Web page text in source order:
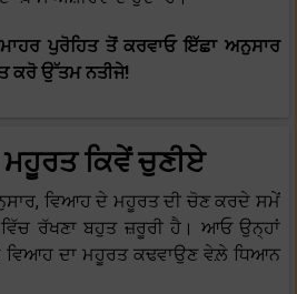
ਪੁਰੋਹਿਤ ਤੋਂ ਕਰਵਾਓ ਇੱਛਾ ਅਨੁਸਾਰ
ਕਰੋ ਉੱਤਮ ਨਤੀਜੇ!
ਮਹੂਰਤ ਕਿਵੇਂ ਚੁਣੀਏ
ਵਿਆਹ ਦੇ ਮਹੂਰਤ ਦੀ ਚੋਣ ਕਰਦੇ ਸਮੇਂ
ਰੱਖਣਾ ਬਹੁਤ ਜ਼ਰੂਰੀ ਹੈ। ਆਓ ਉਨ੍ਹਾਂ
ਨੂੰ ਵਿਆਹ ਦਾ ਮਹੂਰਤ ਕਢਵਾਉਣ ਵੇਲ਼ੇ ਧਿਆਨ